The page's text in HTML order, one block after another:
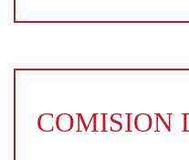
COMISION